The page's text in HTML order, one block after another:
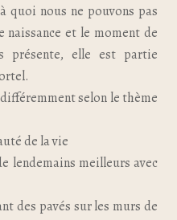
quoi nous ne pouvons pas
naissance et le moment de
elle est partie
selon le thème
de la vie
lendemains meilleurs avec
des pavés sur les murs de